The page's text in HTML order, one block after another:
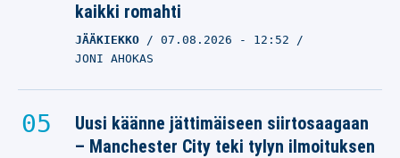
kaikki romahti
JÄÄKIEKKO 07.08.2026 - 12:52
JONI AHOKAS
Uusi käänne jättimäiseen siirtosaagaan
– Manchester City teki tylyn ilmoituksen